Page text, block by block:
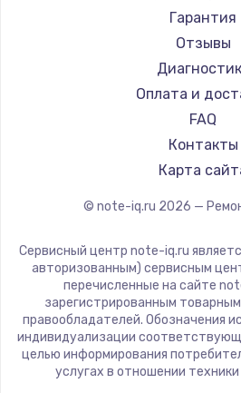
Ремонт ноутбуков
Ремонт
Ремонт
Ремонт
Ремонт
Aorus
Maibenben
Getac
Epson
Philips
LG
ZTE
Hiper
Evga
Google
Echips
Гарантия
Отзывы
Оплата и
FAQ
Контакты
Карта
© note-iq.ru 2026 —
Сервисный центр note-iq.ru
авторизованным) сервисным
перечисленные на сайте
зарегистрированным
правообладателей. Обозначения
индивидуализации
целью информирования
услугах в отношении